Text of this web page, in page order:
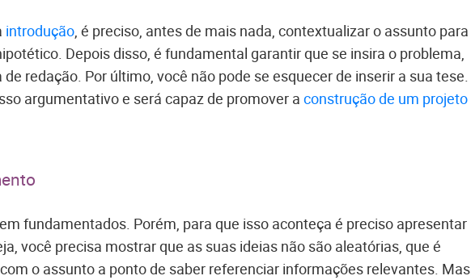
introdução, é preciso, antes de mais nada, contextualizar o assunto para
Depois disso, é fundamental garantir que se insira o problema,
redação. Por último, você não pode se esquecer de inserir a sua tese.
argumentativo e será capaz de promover a construção de um projeto
fundamentados. Porém, para que isso aconteça é preciso apresentar
você precisa mostrar que as suas ideias não são aleatórias, que é
o assunto a ponto de saber referenciar informações relevantes. Mas